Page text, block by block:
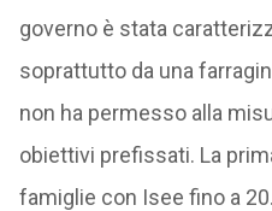
governo è stata
soprattutto da una
non ha permesso alla
obiettivi prefissati. La
famiglie con Isee fino a